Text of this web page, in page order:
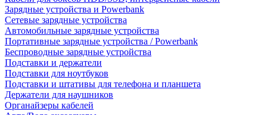
Зарядные устройства и Powerbank
Сетевые зарядные устройства
Автомобильные зарядные устройства
Портативные зарядные устройства / Powerbank
Беспроводные зарядные устройства
Подставки и держатели
Подставки для ноутбуков
Подставки и штативы для телефона и планшета
Держатели для наушников
Органайзеры кабелей